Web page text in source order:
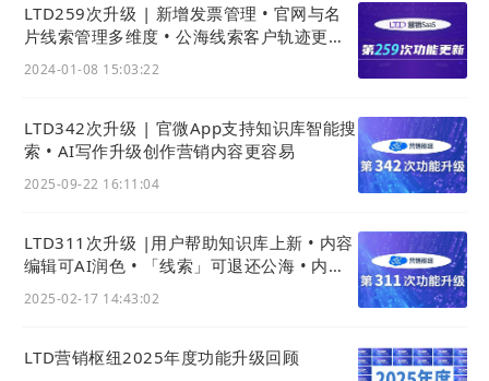
LTD259次升级 | 新增发票管理 • 官网与名
片线索管理多维度 • 公海线索客户轨迹更周
2024-01-08 15:03:22
LTD342次升级 | 官微App支持知识库智能搜
索 • AI写作升级创作营销内容更容易
2025-09-22 16:11:04
LTD311次升级 |用户帮助知识库上新 • 内容
编辑可AI润色 • 「线索」可退还公海 • 内容
2025-02-17 14:43:02
LTD营销枢纽2025年度功能升级回顾